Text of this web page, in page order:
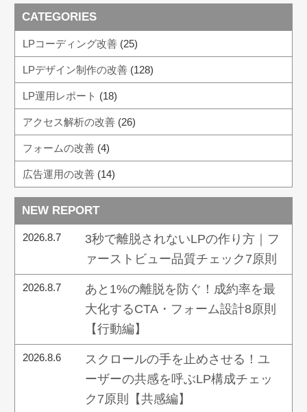
CATEGORIES
LPコーディング改善(25)
LPデザイン制作の改善(128)
LP運用レポート (18)
アクセス解析の改善(26)
フォームの改善(4)
広告運用の改善(14)
NEW REPORT
2026.8.7
3秒で離脱されないLPの作り方｜フ
ァーストビュー品質チェック7原則
2026.8.7
あと1%の離脱を防ぐ！成約率を最
大化するCTA・フォーム設計8原則
【行動編】
2026.8.6
スクロールの手を止めさせる！ユ
ーザーの共感を呼ぶLP構成チェッ
ク7原則【共感編】